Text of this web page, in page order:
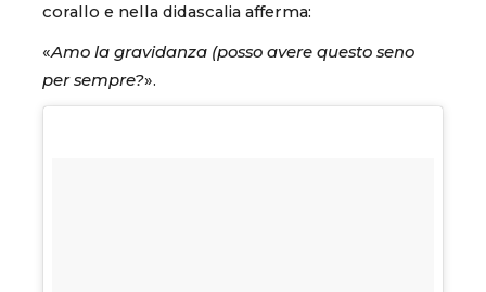
corallo e nella didascalia afferma:
«Amo la gravidanza (posso avere questo seno
per sempre?».